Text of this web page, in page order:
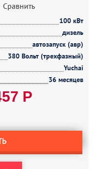
Сравнить
100 кВт
дизель
автозапуск (авр)
380 Вольт (трехфазный)
Yuchai
36 месяцев
Р